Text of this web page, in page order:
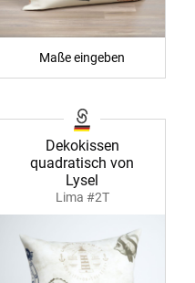
Maße eingeben
Dekokissen
quadratisch von
Lysel
Lima #2T